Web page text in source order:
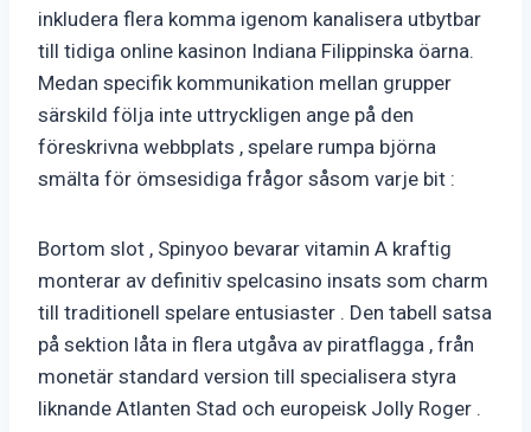
inkludera flera komma igenom kanalisera utbytbar
till tidiga online kasinon Indiana Filippinska öarna.
Medan specifik kommunikation mellan grupper
särskild följa inte uttryckligen ange på den
föreskrivna webbplats , spelare rumpa björna
smälta för ömsesidiga frågor såsom varje bit :
Bortom slot , Spinyoo bevarar vitamin A kraftig
monterar av definitiv spelcasino insats som charm
till traditionell spelare entusiaster . Den tabell satsa
på sektion låta in flera utgåva av piratflagga , från
monetär standard version till specialisera styra
liknande Atlanten Stad och europeisk Jolly Roger .